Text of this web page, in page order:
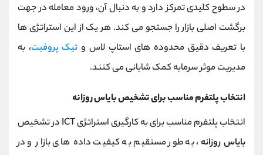
در سطوح کلیدی تمرکز دارد و به دنبال آن، ورود معامله در جهت
برگشت اصلی بازار را جستجو می کند. هر یک از این استراتژی‌ ها
با تعریف دقیق محدوده‌ های استاپ لاس و تیک پروفیت، به
مدیریت موثر سرمایه کمک شایانی می کنند.
انتخاب پلتفرم مناسب برای تشخیص بایاس روزانه
انتخاب پلتفرم مناسب برای به کارگیری استراتژی ICT در تشخیص
بایاس روزانه ، به طور مستقیم به کیفیت داده‌ های بازار و در